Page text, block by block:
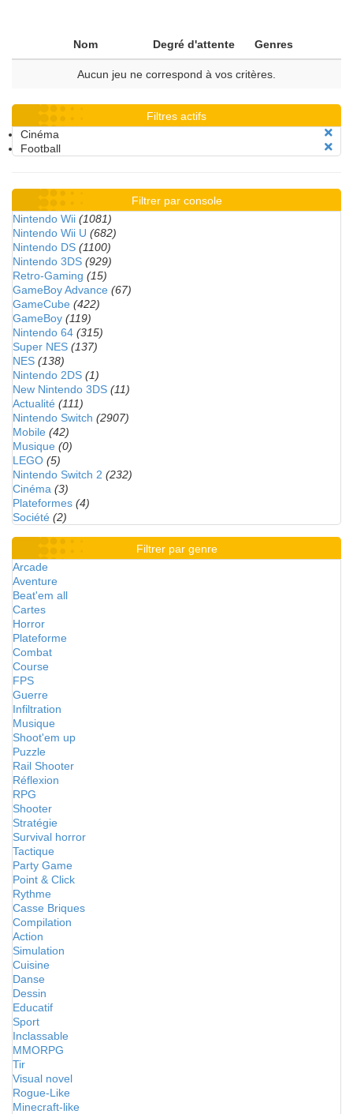
Nom Degré d'attente Genres
Aucun jeu ne correspond à vos critères.
Filtres actifs
Cinéma
Football
Filtrer par console
Nintendo Wii (1081)
Nintendo Wii U (682)
Nintendo DS (1100)
Nintendo 3DS (929)
Retro-Gaming (15)
GameBoy Advance (67)
GameCube (422)
GameBoy (119)
Nintendo 64 (315)
Super NES (137)
NES (138)
Nintendo 2DS (1)
New Nintendo 3DS (11)
Actualité (111)
Nintendo Switch (2907)
Mobile (42)
Musique (0)
LEGO (5)
Nintendo Switch 2 (232)
Cinéma (3)
Plateformes (4)
Société (2)
Filtrer par genre
Arcade
Aventure
Beat'em all
Cartes
Horror
Plateforme
Combat
Course
FPS
Guerre
Infiltration
Musique
Shoot'em up
Puzzle
Rail Shooter
Réflexion
RPG
Shooter
Stratégie
Survival horror
Tactique
Party Game
Point & Click
Rythme
Casse Briques
Compilation
Action
Simulation
Cuisine
Danse
Dessin
Educatif
Sport
Inclassable
MMORPG
Tir
Visual novel
Rogue-Like
Minecraft-like